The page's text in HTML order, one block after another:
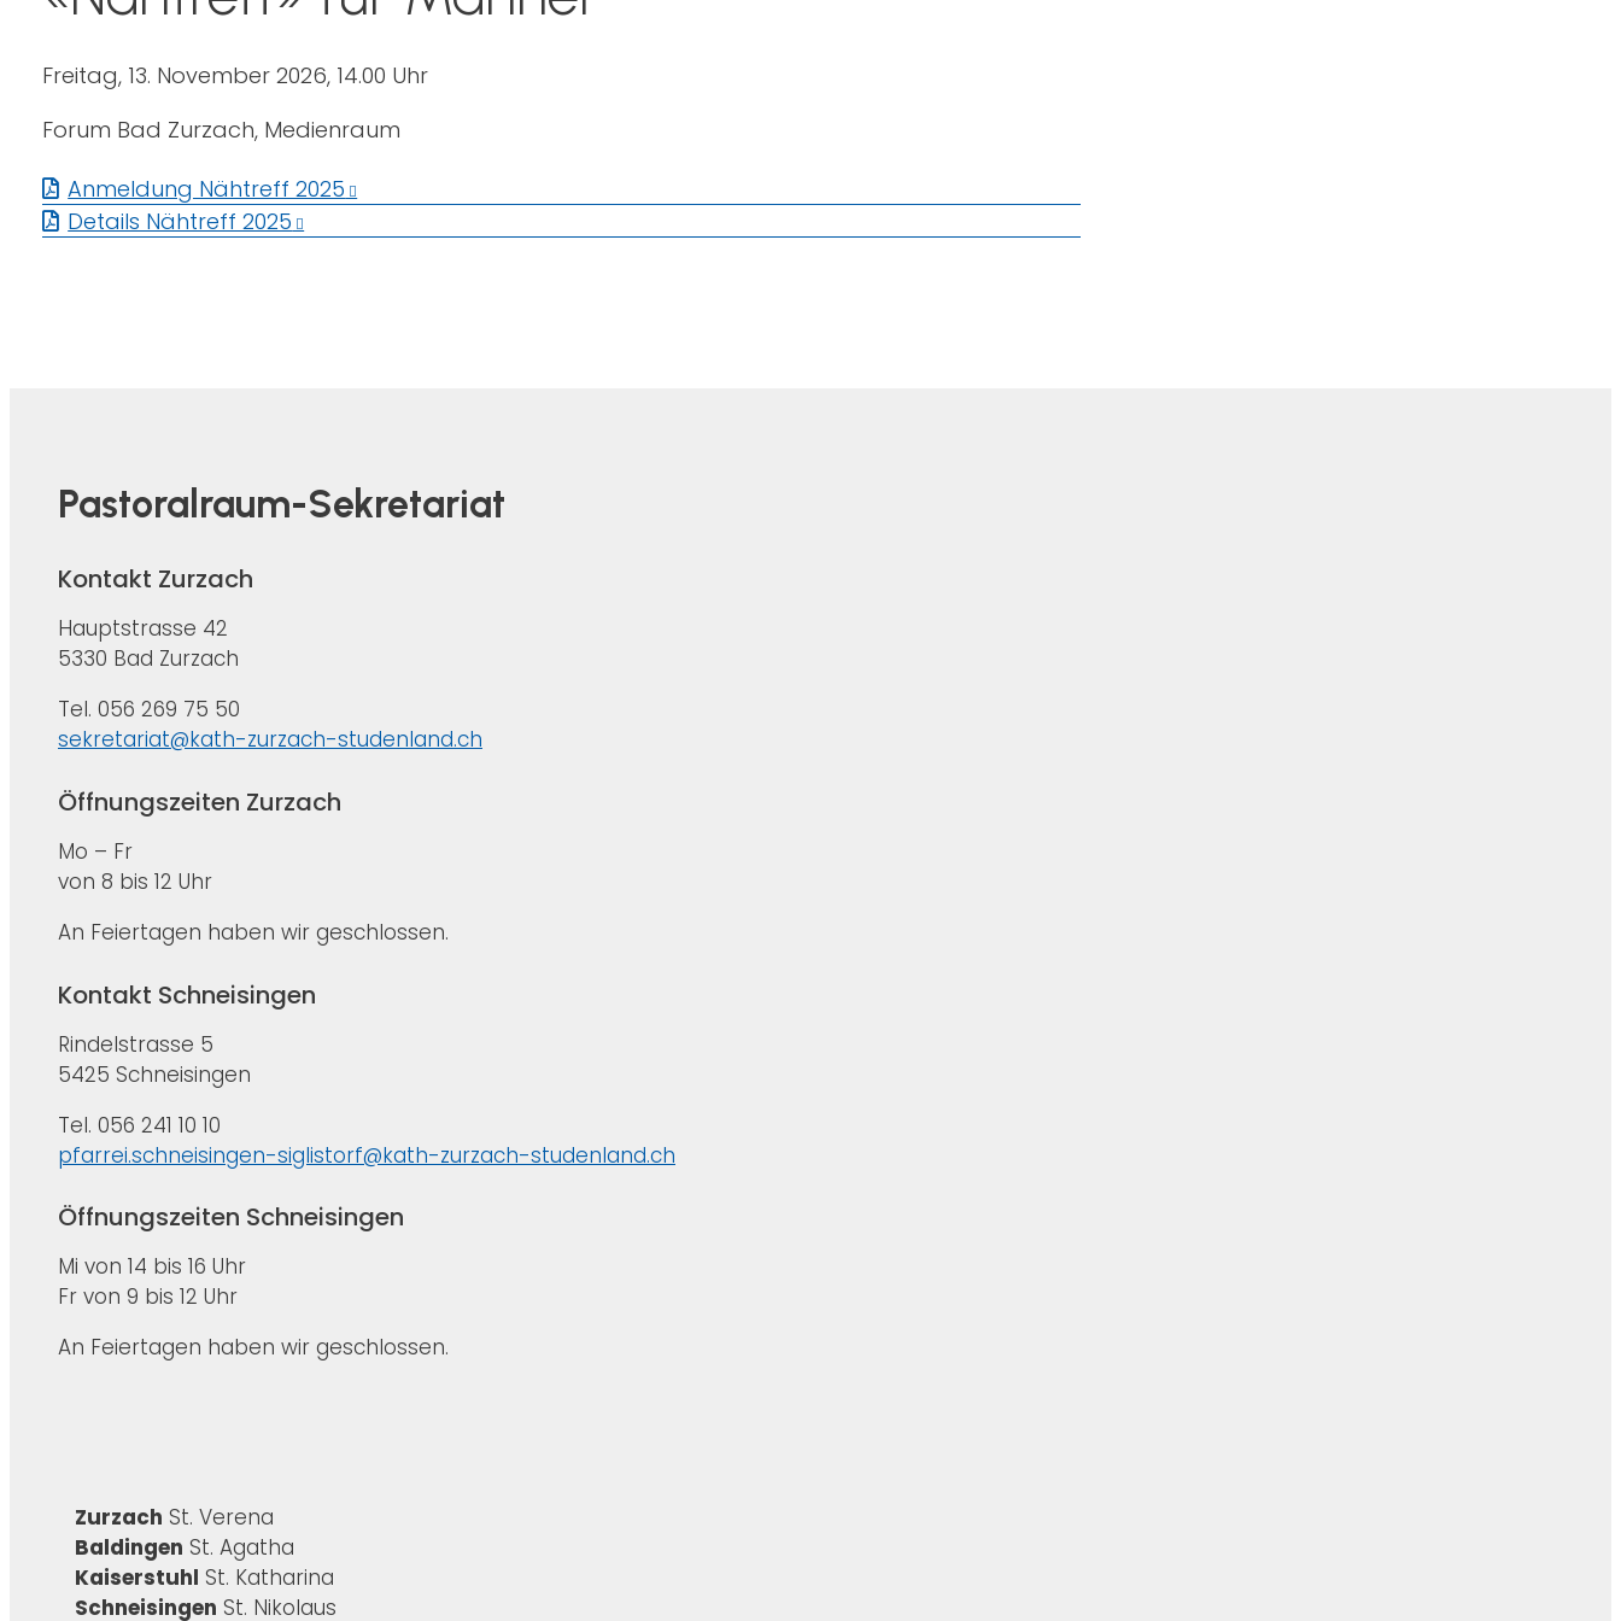
Freitag, 13. November 2026, 14.00 Uhr
Forum Bad Zurzach, Medienraum
Anmeldung Nähtreff 2025
Details Nähtreff 2025
Pastoralraum-Sekretariat
Kontakt Zurzach
Hauptstrasse 42
5330 Bad Zurzach
Tel. 056 269 75 50
sekretariat@kath-zurzach-studenland.ch
Öffnungszeiten Zurzach
Mo – Fr
von 8 bis 12 Uhr
An Feiertagen haben wir geschlossen.
Kontakt Schneisingen
Rindelstrasse 5
5425 Schneisingen
Tel. 056 241 10 10
pfarrei.schneisingen-siglistorf@kath-zurzach-studenland.ch
Öffnungszeiten Schneisingen
Mi von 14 bis 16 Uhr
Fr von 9 bis 12 Uhr
An Feiertagen haben wir geschlossen.
Zurzach St. Verena
Baldingen St. Agatha
Kaiserstuhl St. Katharina
Schneisingen St. Nikolaus